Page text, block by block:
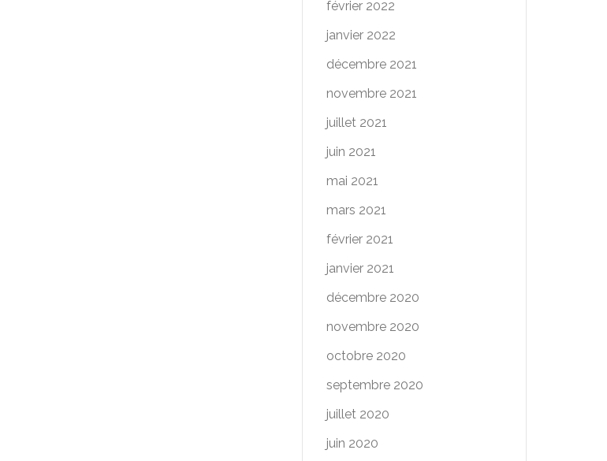
février 2022
janvier 2022
décembre 2021
novembre 2021
juillet 2021
juin 2021
mai 2021
mars 2021
février 2021
janvier 2021
décembre 2020
novembre 2020
octobre 2020
septembre 2020
juillet 2020
juin 2020